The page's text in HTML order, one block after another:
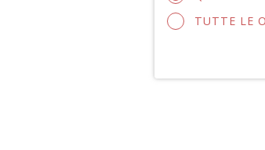
TUTTE LE